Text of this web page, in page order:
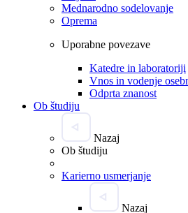
Mednarodno sodelovanje
Oprema
Uporabne povezave
Katedre in laboratoriji
Vnos in vodenje
Odprta znanost
Ob študiju
Nazaj
Ob študiju
Karierno usmerjanje
Nazaj